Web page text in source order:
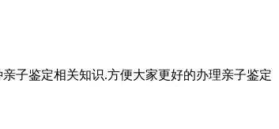
子鉴定相关知识.方便大家更好的办理亲子鉴定